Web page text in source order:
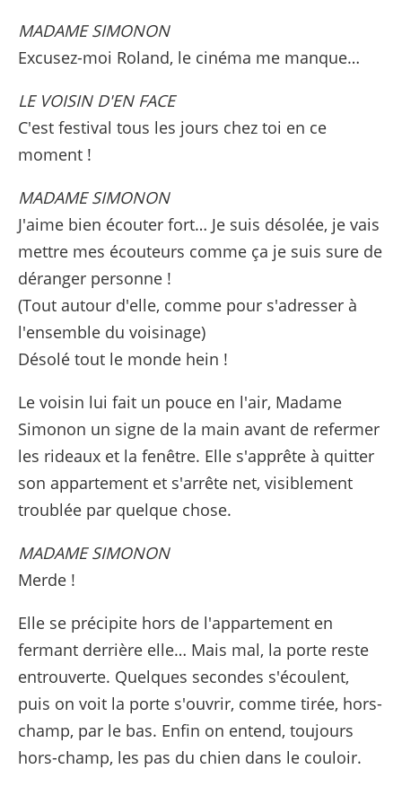
MADAME SIMONON
Excusez-moi Roland, le cinéma me manque…
LE VOISIN D'EN FACE
C'est festival tous les jours chez toi en ce
moment !
MADAME SIMONON
J'aime bien écouter fort… Je suis désolée, je vais
mettre mes écouteurs comme ça je suis sure de
déranger personne !
(Tout autour d'elle, comme pour s'adresser à
l'ensemble du voisinage)
Désolé tout le monde hein !
Le voisin lui fait un pouce en l'air, Madame
Simonon un signe de la main avant de refermer
les rideaux et la fenêtre. Elle s'apprête à quitter
son appartement et s'arrête net, visiblement
troublée par quelque chose.
MADAME SIMONON
Merde !
Elle se précipite hors de l'appartement en
fermant derrière elle… Mais mal, la porte reste
entrouverte. Quelques secondes s'écoulent,
puis on voit la porte s'ouvrir, comme tirée, hors-
champ, par le bas. Enfin on entend, toujours
hors-champ, les pas du chien dans le couloir.